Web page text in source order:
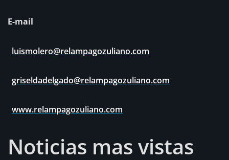
E-mail
luismolero@relampagozuliano.com
griseldadelgado@relampagozuliano.com
www.relampagozuliano.com
Noticias mas vistas